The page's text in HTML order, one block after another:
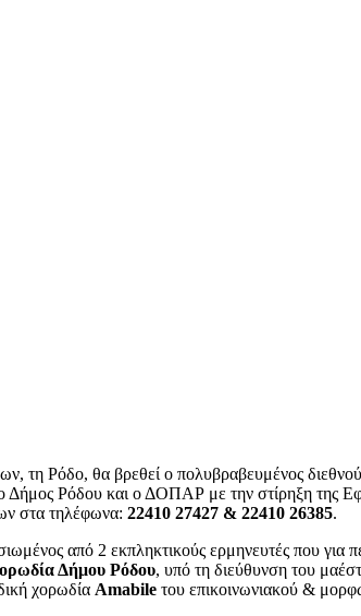
Ρόδο, θα βρεθεί ο πολυβραβευμένος
Δήμος Ρόδου και ο ΔΟΠΑΡ με την στίρηξη της
στα τηλέφωνα: 22410 27427 & 22410 26385.
από 2 εκπληκτικούς ερμηνευτές που για
Δήμου Ρόδου, υπό τη διεύθυνση του
χορωδία Amabile του επικοινωνιακού &